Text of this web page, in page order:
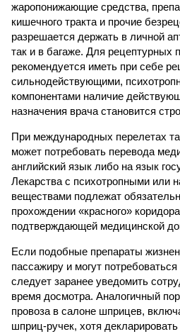
жаропонижающие средства,
кишечного тракта и прочие
разрешается держать в личной
так и в багаже. Для рецептурных
рекомендуется иметь при себе
сильнодействующими,
компонентами наличие
назначения врача становится
При международных перелетах
может потребовать перевода
английский язык либо на язык
Лекарства с психотропными или
веществами подлежат
прохождении «красного»
подтверждающей медицинской
Если подобные препараты
пассажиру и могут
следует заранее уведомить
время досмотра. Аналогичный
провоза в салоне шприцев,
шприц-ручек, хотя